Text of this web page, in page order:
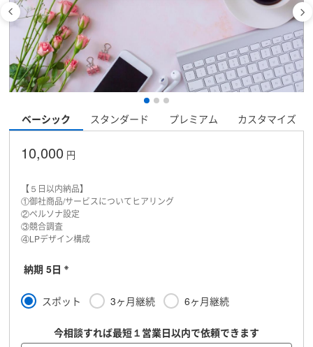
ベーシック スタンダード プレミアム カスタマイズ
10,000 円
【５日以内納品】
①御社商品/サービスについてヒアリング
②ペルソナ設定
③競合調査
④LPデザイン構成
納期 5日 ※
スポット 3ヶ月継続 6ヶ月継続
今相談すれば最短１営業日以内で依頼できます